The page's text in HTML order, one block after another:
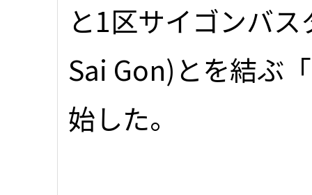
と1区サイゴンバ
Sai Gon)とを結ぶ
始した。